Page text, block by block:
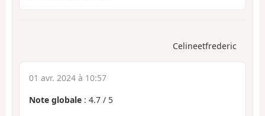
Celineetfrederic
01 avr. 2024 à 10:57
Note globale : 4.7 / 5